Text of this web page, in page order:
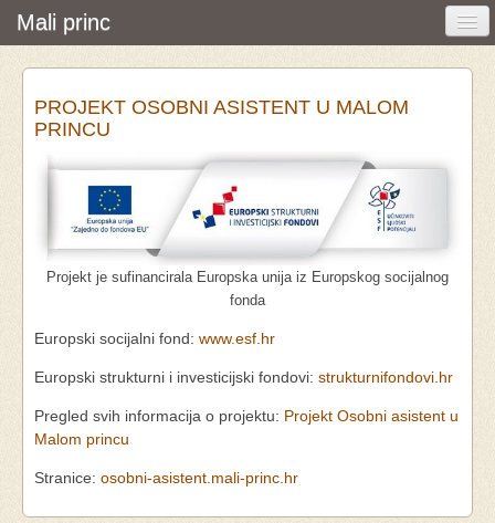
Mali princ
Početna
Vijesti i događanja
Udruga
Pretraživanje
PROJEKT OSOBNI ASISTENT U MALOM
PRINCU
Projekt je sufinancirala Europska unija iz Europskog socijalnog
fonda
Europski socijalni fond: www.esf.hr
Europski strukturni i investicijski fondovi: strukturnifondovi.hr
Pregled svih informacija o projektu: Projekt Osobni asistent u
Malom princu
Stranice: osobni-asistent.mali-princ.hr